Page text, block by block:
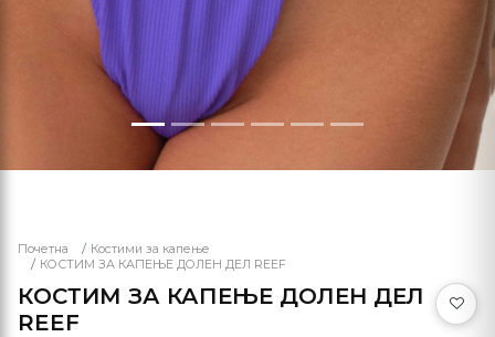
Почетна
Костими за капење
КОСТИМ ЗА КАПЕЊЕ ДОЛЕН ДЕЛ REEF
КОСТИМ ЗА КАПЕЊЕ ДОЛЕН ДЕЛ
REEF